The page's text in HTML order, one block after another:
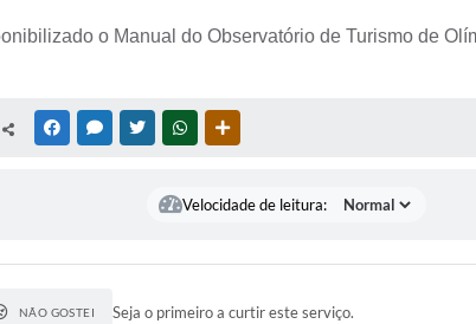
o Manual do Observatório de Turismo de
FACEBOOKMESSENGER
TWITTERWHATSAPP
Velocidade de leitura:
NÃO GOSTEI Seja o primeiro a curtir este serviço.